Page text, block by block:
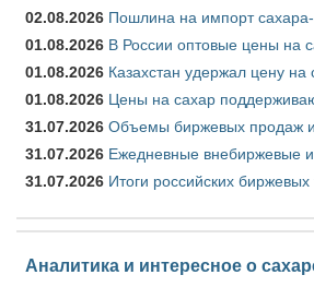
02.08.2026 Пошлина на импорт
01.08.2026 В России оптовые цены на
01.08.2026 Казахстан удержал цену
01.08.2026 Цены на сахар
31.07.2026 Объемы биржевых продаж
31.07.2026 Ежедневные внебиржевые
31.07.2026 Итоги российских
Аналитика и интересное о